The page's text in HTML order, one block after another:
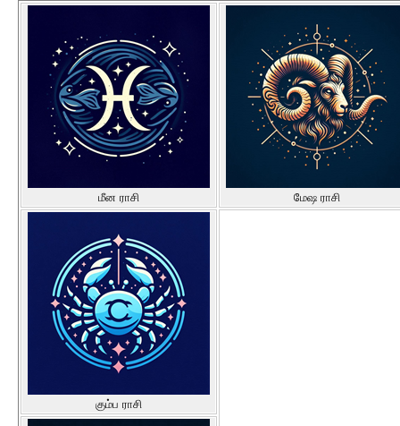
மீன ராசி மேஷ ராசி
கும்ப ராசி